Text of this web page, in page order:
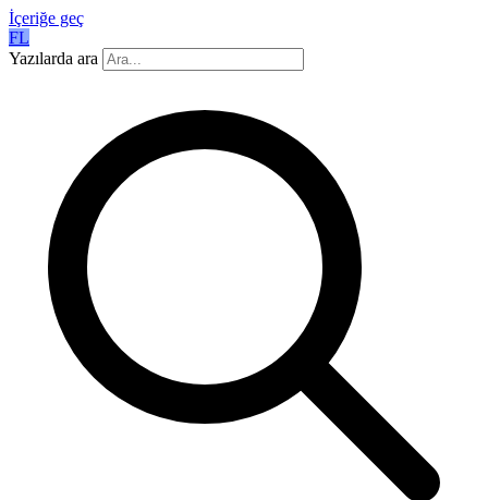
İçeriğe geç
FL
Yazılarda ara